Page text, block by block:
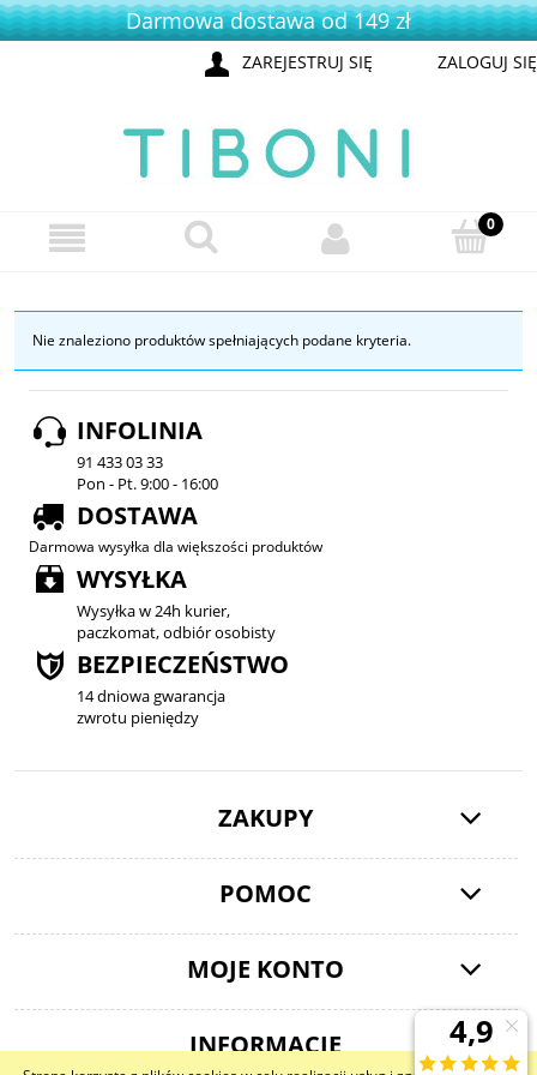
Darmowa dostawa od 149 zł
ZAREJESTRUJ SIĘ ZALOGUJ SIĘ
Nie znaleziono produktów spełniających podane kryteria.
INFOLINIA
91 433 03 33
Pon - Pt. 9:00 - 16:00
DOSTAWA
Darmowa wysyłka dla większości produktów
WYSYŁKA
Wysyłka w 24h kurier,
paczkomat, odbiór osobisty
BEZPIECZEŃSTWO
14 dniowa gwarancja
zwrotu pieniędzy
ZAKUPY
POMOC
MOJE KONTO
INFORMACJE